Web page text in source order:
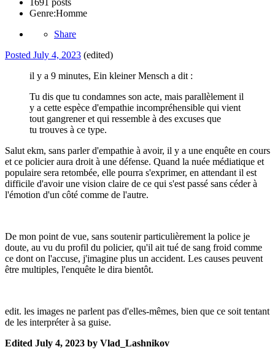
1691 posts
Genre:Homme
Share
Posted July 4, 2023 (edited)
il y a 9 minutes, Ein kleiner Mensch a dit :
Tu dis que tu condamnes son acte, mais parallèlement il
y a cette espèce d'empathie incompréhensible qui vient
tout gangrener et qui ressemble à des excuses que
tu trouves à ce type.
Salut ekm, sans parler d'empathie à avoir, il y a une enquête en cours
et ce policier aura droit à une défense. Quand la nuée médiatique et
populaire sera retombée, elle pourra s'exprimer, en attendant il est
difficile d'avoir une vision claire de ce qui s'est passé sans céder à
l'émotion d'un côté comme de l'autre.
De mon point de vue, sans soutenir particulièrement la police je
doute, au vu du profil du policier, qu'il ait tué de sang froid comme
ce dont on l'accuse, j'imagine plus un accident. Les causes peuvent
être multiples, l'enquête le dira bientôt.
edit. les images ne parlent pas d'elles-mêmes, bien que ce soit tentant
de les interpréter à sa guise.
Edited July 4, 2023 by Vlad_Lashnikov